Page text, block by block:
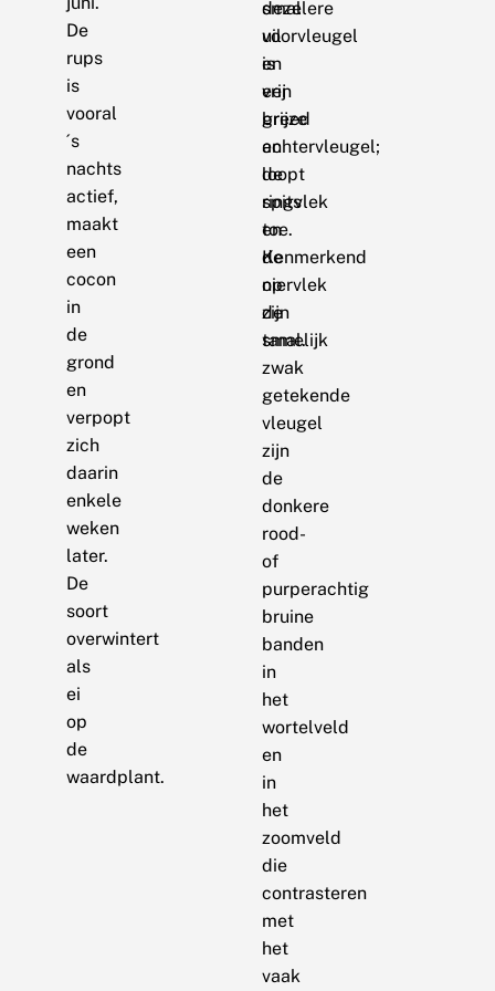
De
rups
is
vooral
´s
nachts
actief,
maakt
een
cocon
in
de
grond
en
verpopt
zich
daarin
enkele
weken
later.
De
soort
overwintert
als
ei
op
de
waardplant.
deze
uil
is
vrij
breed
en
loopt
spits
toe.
Kenmerkend
op
de
tamelijk
zwak
getekende
vleugel
zijn
de
donkere
rood-
of
purperachtig
bruine
banden
in
het
wortelveld
en
in
het
zoomveld
die
contrasteren
met
het
vaak
smallere
voorvleugel
en
een
grijze
achtervleugel;
de
ringvlek
en
de
niervlek
zijn
smal.